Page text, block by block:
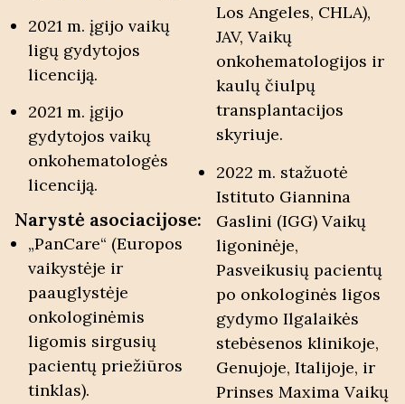
2021 m. įgijo vaikų
ligų gydytojos
licenciją.
2021 m. įgijo
gydytojos vaikų
onkohematologės
licenciją.
Narystė asociacijose:
„PanCare“ (Europos
vaikystėje ir
paauglystėje
onkologinėmis
ligomis sirgusių
pacientų priežiūros
tinklas).
Los Angeles, CHLA),
JAV, Vaikų
onkohematologijos ir
kaulų čiulpų
transplantacijos
skyriuje.
2022 m. stažuotė
Istituto Giannina
Gaslini (IGG) Vaikų
ligoninėje,
Pasveikusių pacientų
po onkologinės ligos
gydymo Ilgalaikės
stebėsenos klinikoje,
Genujoje, Italijoje, ir
Prinses Maxima Vaikų